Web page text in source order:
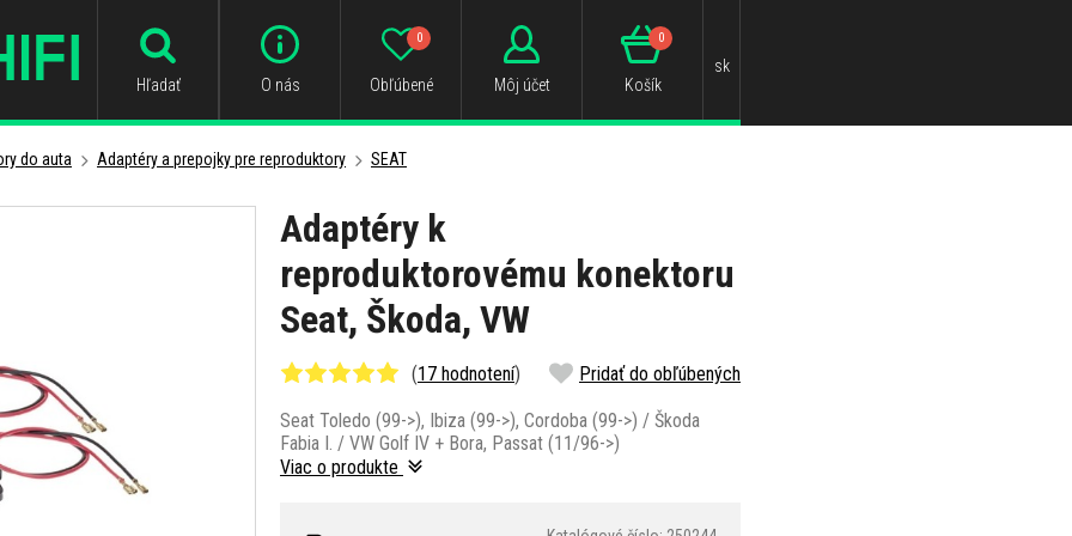
Hľadať O nás Obľúbené
0
Môj účet Košík
0
sk
do auta Adaptéry a prepojky pre reproduktory SEAT
Adaptéry k
reproduktorovému konektoru
Seat, Škoda, VW
(17 hodnotení) Pridať do obľúbených
Seat Toledo (99->), Ibiza (99->), Cordoba (99->) / Škoda
Fabia I. / VW Golf IV + Bora, Passat (11/96->)
Viac o produkte